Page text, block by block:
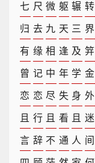
七 尺 微 躯 辗 转
归 去 九 天 三 界
有 缘 相 逢 及 笄
曾 记 中 年 学 金
恋 恋 尽 失 身 外
且 行 且 看 且 迷
言 辞 不 通 人 间